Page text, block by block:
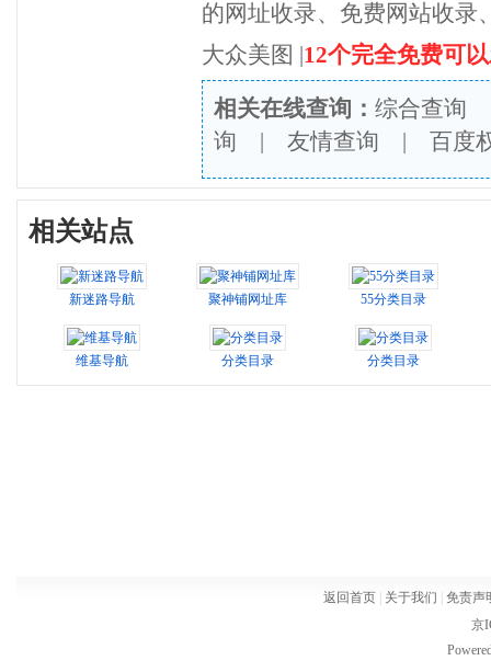
的网址收录、免费网站收录
大众美图
12个完全免费可
相关在线查询： 综合查询
询
友情查询 百度
相关站点
新迷路导航 聚神铺网址库 55分类目录
维基导航 分类目录 分类目录
返回首页 关于我们 |免责声
京